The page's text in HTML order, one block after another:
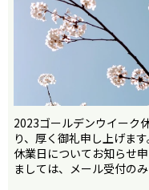
2023ゴールデンウイーク
り、厚く御礼申し上げま
休業日についてお知らせ
ましては、メール受付の